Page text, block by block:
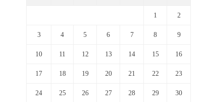
1 2
3 4 5 6 7 8 9
10 11 12 13 14 15 16
17 18 19 20 21 22 23
24 25 26 27 28 29 30